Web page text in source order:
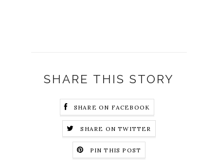
SHARE THIS STORY
SHARE ON FACEBOOK
SHARE ON TWITTER
PIN THIS POST